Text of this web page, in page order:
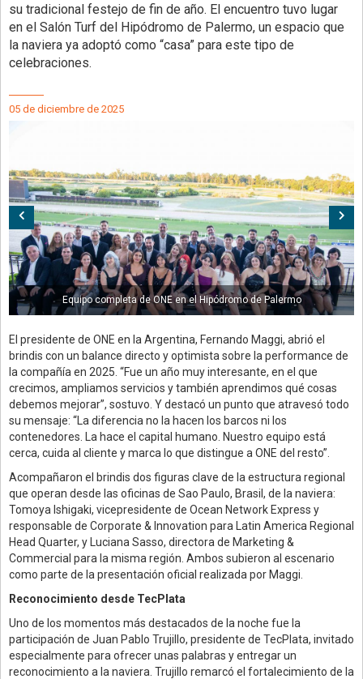
su tradicional festejo de fin de año. El encuentro tuvo lugar
en el Salón Turf del Hipódromo de Palermo, un espacio que
la naviera ya adoptó como “casa” para este tipo de
celebraciones.
05 de diciembre de 2025
Equipo completa de ONE en el Hipódromo de Palermo
Anterior
El presidente de ONE en la Argentina, Fernando Maggi, abrió el
brindis con un balance directo y optimista sobre la performance de
la compañía en 2025. “Fue un año muy interesante, en el que
crecimos, ampliamos servicios y también aprendimos qué cosas
debemos mejorar”, sostuvo. Y destacó un punto que atravesó todo
su mensaje: “La diferencia no la hacen los barcos ni los
contenedores. La hace el capital humano. Nuestro equipo está
cerca, cuida al cliente y marca lo que distingue a ONE del resto”.
Acompañaron el brindis dos figuras clave de la estructura regional
que operan desde las oficinas de Sao Paulo, Brasil, de la naviera:
Tomoya Ishigaki, vicepresidente de Ocean Network Express y
responsable de Corporate & Innovation para Latin America Regional
Head Quarter, y Luciana Sasso, directora de Marketing &
Commercial para la misma región. Ambos subieron al escenario
como parte de la presentación oficial realizada por Maggi.
Reconocimiento desde TecPlata
Uno de los momentos más destacados de la noche fue la
participación de Juan Pablo Trujillo, presidente de TecPlata, invitado
especialmente para ofrecer unas palabras y entregar un
reconocimiento a la naviera. Trujillo remarcó el fortalecimiento de la